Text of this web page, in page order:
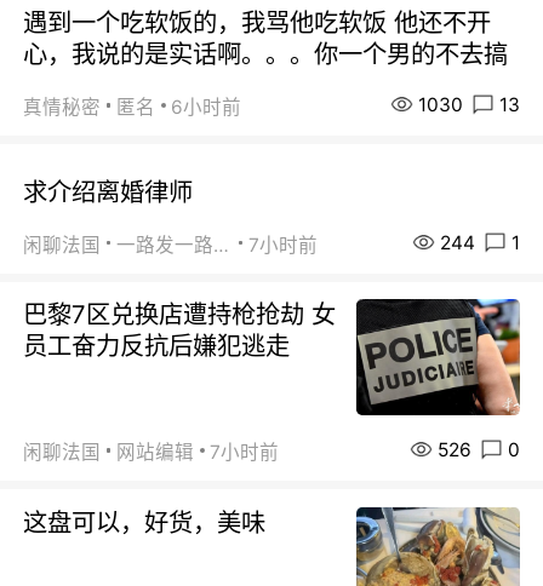
遇到一个吃软饭的，我骂他吃软饭 他还不开
心，我说的是实话啊。。。你一个男的不去搞
真情秘密 匿名 6小时前 1030 13
求介绍离婚律师
闲聊法国 一路发一路发 7小时前 244 1
巴黎7区兑换店遭持枪抢劫 女
员工奋力反抗后嫌犯逃走
闲聊法国 网站编辑 7小时前 526 0
这盘可以，好货，美味